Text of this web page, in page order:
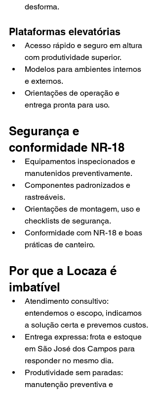
desforma.
Plataformas elevatórias
Acesso rápido e seguro em altura
com produtividade superior.
Modelos para ambientes internos
e externos.
Orientações de operação e
entrega pronta para uso.
Segurança e
conformidade NR-18
Equipamentos inspecionados e
manutenidos preventivamente.
Componentes padronizados e
rastreáveis.
Orientações de montagem, uso e
checklists de segurança.
Conformidade com NR-18 e boas
práticas de canteiro.
Por que a Locaza é
imbatível
Atendimento consultivo:
entendemos o escopo, indicamos
a solução certa e prevemos custos.
Entrega expressa: frota e estoque
em São José dos Campos para
responder no mesmo dia.
Produtividade sem paradas:
manutenção preventiva e